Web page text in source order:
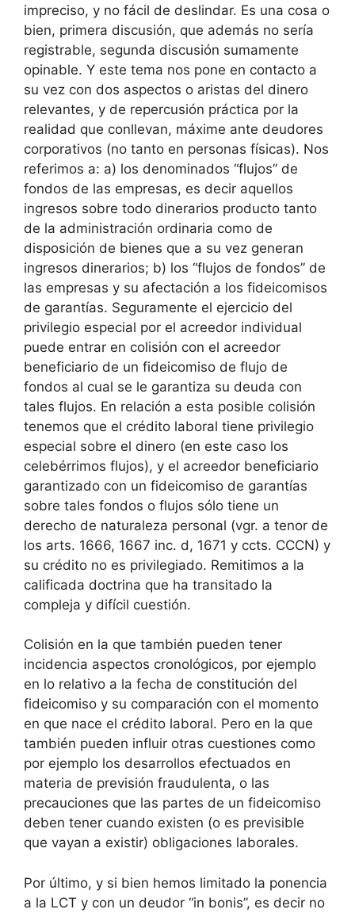
impreciso, y no fácil de deslindar. Es una cosa o
bien, primera discusión, que además no sería
registrable, segunda discusión sumamente
opinable. Y este tema nos pone en contacto a
su vez con dos aspectos o aristas del dinero
relevantes, y de repercusión práctica por la
realidad que conllevan, máxime ante deudores
corporativos (no tanto en personas físicas). Nos
referimos a: a) los denominados “flujos” de
fondos de las empresas, es decir aquellos
ingresos sobre todo dinerarios producto tanto
de la administración ordinaria como de
disposición de bienes que a su vez generan
ingresos dinerarios; b) los “flujos de fondos” de
las empresas y su afectación a los fideicomisos
de garantías. Seguramente el ejercicio del
privilegio especial por el acreedor individual
puede entrar en colisión con el acreedor
beneficiario de un fideicomiso de flujo de
fondos al cual se le garantiza su deuda con
tales flujos. En relación a esta posible colisión
tenemos que el crédito laboral tiene privilegio
especial sobre el dinero (en este caso los
celebérrimos flujos), y el acreedor beneficiario
garantizado con un fideicomiso de garantías
sobre tales fondos o flujos sólo tiene un
derecho de naturaleza personal (vgr. a tenor de
los arts. 1666, 1667 inc. d, 1671 y ccts. CCCN) y
su crédito no es privilegiado. Remitimos a la
calificada doctrina que ha transitado la
compleja y difícil cuestión.
Colisión en la que también pueden tener
incidencia aspectos cronológicos, por ejemplo
en lo relativo a la fecha de constitución del
fideicomiso y su comparación con el momento
en que nace el crédito laboral. Pero en la que
también pueden influir otras cuestiones como
por ejemplo los desarrollos efectuados en
materia de previsión fraudulenta, o las
precauciones que las partes de un fideicomiso
deben tener cuando existen (o es previsible
que vayan a existir) obligaciones laborales.
Por último, y si bien hemos limitado la ponencia
a la LCT y con un deudor “in bonis”, es decir no